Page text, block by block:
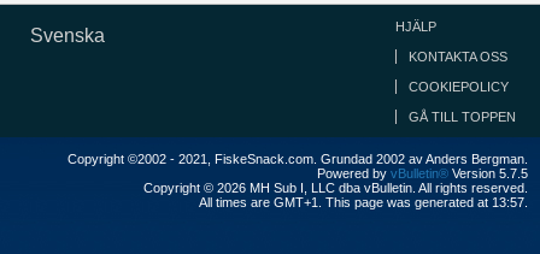
Svenska HJÄLP
KONTAKTA OSS
COOKIEPOLICY
GÅ TILL TOPPEN
Copyright ©2002 - 2021, FiskeSnack.com. Grundad 2002 av Anders Bergman.
Powered by vBulletin® Version 5.7.5
Copyright © 2026 MH Sub I, LLC dba vBulletin. All rights reserved.
All times are GMT+1. This page was generated at 13:57.